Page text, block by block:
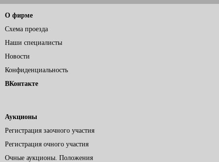
О фирме
Схема проезда
Наши специалисты
Новости
Конфиденциальность
ВКонтакте
Аукционы
Регистрация заочного участия
Регистрация очного участия
Очные аукционы. Положения